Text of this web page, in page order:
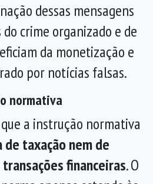
dessas mensagens
crime organizado e de
da monetização e
por notícias falsas.
normativa
a instrução normativa
taxação nem de
financeiras. O